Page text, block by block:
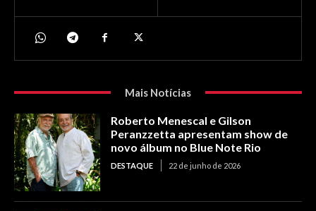
Mais Notícias
Roberto Menescal e Gilson
Peranzzetta apresentam show de
novo álbum no Blue Note Rio
DESTAQUE 22 de junho de 2026